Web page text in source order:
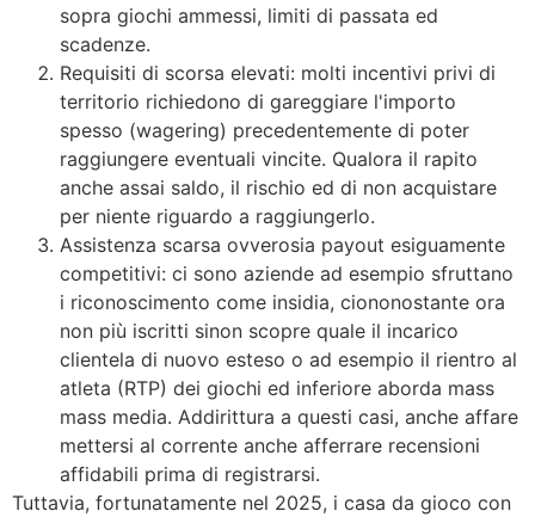
sopra giochi ammessi, limiti di passata ed
scadenze.
Requisiti di scorsa elevati: molti incentivi privi di
territorio richiedono di gareggiare l'importo
spesso (wagering) precedentemente di poter
raggiungere eventuali vincite. Qualora il rapito
anche assai saldo, il rischio ed di non acquistare
per niente riguardo a raggiungerlo.
Assistenza scarsa ovverosia payout esiguamente
competitivi: ci sono aziende ad esempio sfruttano
i riconoscimento come insidia, ciononostante ora
non più iscritti sinon scopre quale il incarico
clientela di nuovo esteso o ad esempio il rientro al
atleta (RTP) dei giochi ed inferiore aborda mass
mass media. Addirittura a questi casi, anche affare
mettersi al corrente anche afferrare recensioni
affidabili prima di registrarsi.
Tuttavia, fortunatamente nel 2025, i casa da gioco con